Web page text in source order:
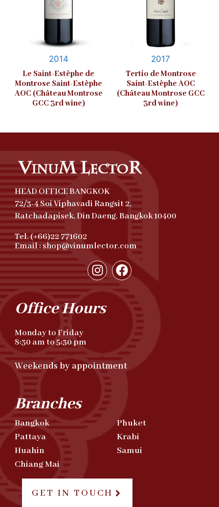
2014
Le Saint-Estèphe de
Montrose Saint-Estèphe
AOC (Château Montrose
GCC 3rd wine)
2017
Tertio de Montrose
Saint-Estèphe AOC
(Château Montrose GCC
3rd wine)
HEAD OFFICE BANGKOK
72/3-4 Soi Viphavadi Rangsit 2,
Ratchadapisek, Din Daeng, Bangkok 10400
Tel. (+66)22 771602
Email : shop@vinumlector.com
Office Hours
Monday to Friday
8:30 am to 5:30 pm
Weekends by appointment
Branches
Bangkok
Pattaya
Huahin
Chiang Mai
Phuket
Krabi
Samui
GET IN TOUCH